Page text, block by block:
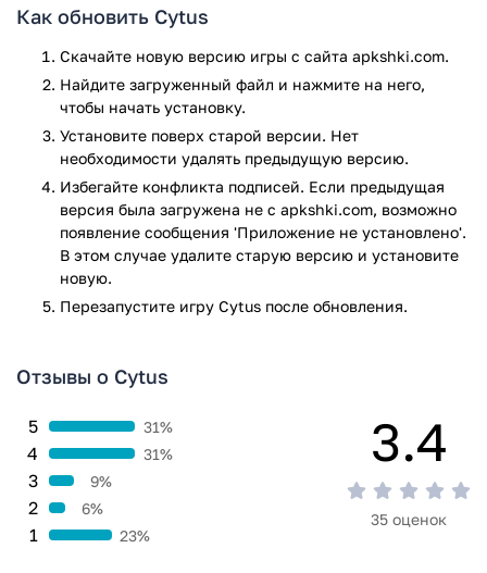
Как обновить Cytus
Скачайте новую версию игры с сайта apkshki.com.
Найдите загруженный файл и нажмите на него,
чтобы начать установку.
Установите поверх старой версии. Нет
необходимости удалять предыдущую версию.
Избегайте конфликта подписей. Если предыдущая
версия была загружена не с apkshki.com, возможно
появление сообщения 'Приложение не установлено'.
В этом случае удалите старую версию и установите
новую.
Перезапустите игру Cytus после обновления.
Отзывы о Cytus
1 23%
2 6%
3 9%
4 31%
5 31% 3.4
35 оценок